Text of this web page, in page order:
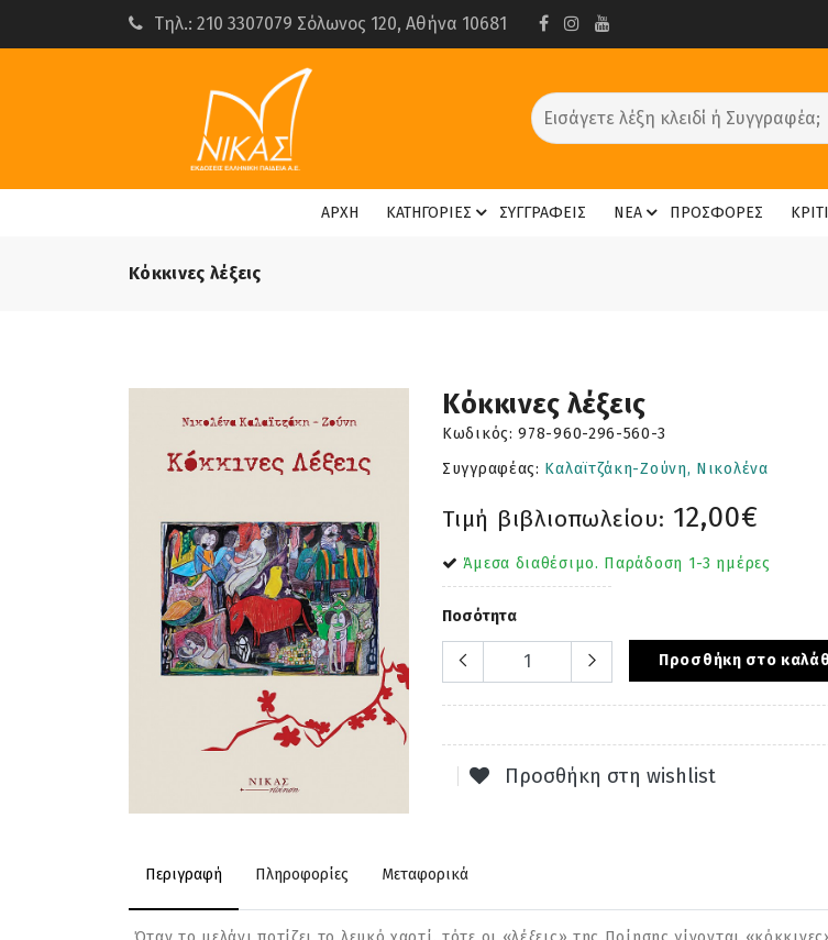
Τηλ.: 210 3307079 Σόλωνος 120, Αθήνα 10681
ΑΡΧΗ ΚΑΤΗΓΟΡΙΕΣ ΣΥΓΓΡΑΦΕΙΣ ΝΕΑ ΠΡΟΣΦΟΡΕΣ
Κόκκινες λέξεις
Κόκκινες λέξεις
Κωδικός:978-960-296-560-3
Συγγραφέας: Καλαϊτζάκη-Ζούνη, Νικολένα
Τιμή βιβλιοπωλείου: 12,00€
Άμεσα διαθέσιμο. Παράδοση 1-3 ημέρες
Ποσότητα
Προσθήκη στο
Προσθήκη στη wishlist
Περιγραφή Πληροφορίες Μεταφορικά